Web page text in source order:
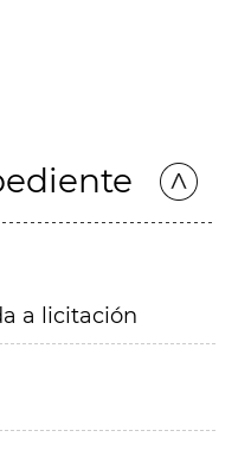
a licitación